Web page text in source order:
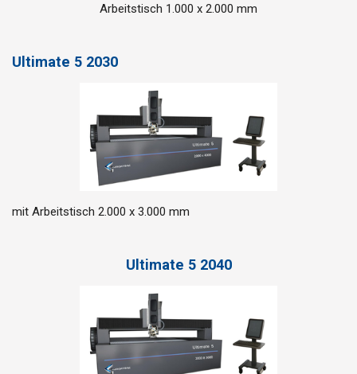
Arbeitstisch 1.000 x 2.000 mm
Ultimate 5 2030
mit Arbeitstisch 2.000 x 3.000 mm
Ultimate 5 2040